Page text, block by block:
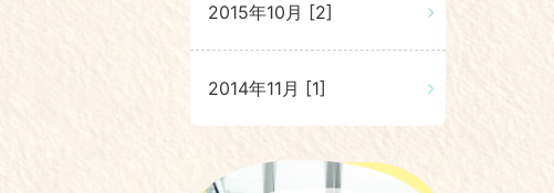
2015年10月 [2]
2014年11月 [1]